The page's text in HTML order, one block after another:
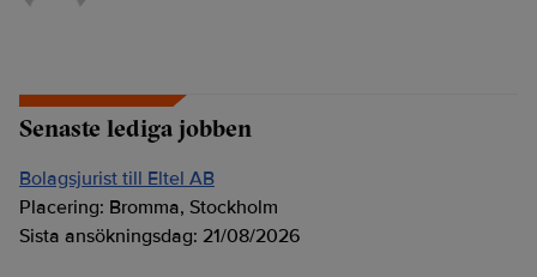
Senaste lediga jobben
Bolagsjurist till Eltel AB
Placering: Bromma, Stockholm
Sista ansökningsdag: 21/08/2026